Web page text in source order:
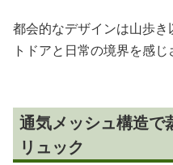
都会的なデザインは山歩
トドアと日常の境界を感じ
通気メッシュ構造で
リュック